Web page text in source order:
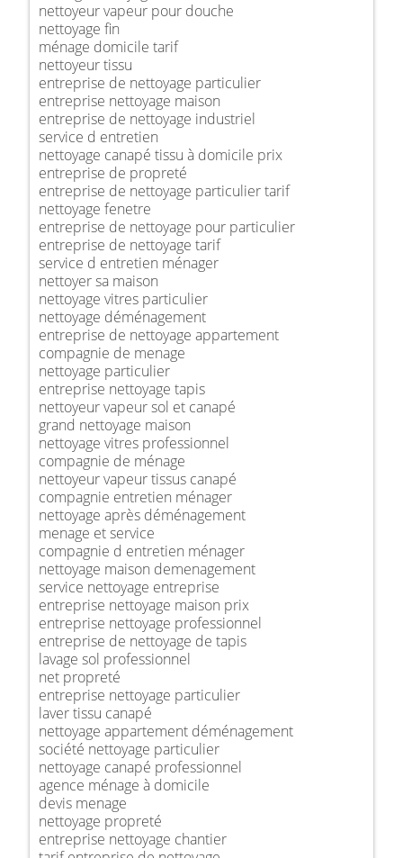
nettoyeur vapeur pour douche
nettoyage fin
ménage domicile tarif
nettoyeur tissu
entreprise de nettoyage particulier
entreprise nettoyage maison
entreprise de nettoyage industriel
service d entretien
nettoyage canapé tissu à domicile prix
entreprise de propreté
entreprise de nettoyage particulier tarif
nettoyage fenetre
entreprise de nettoyage pour particulier
entreprise de nettoyage tarif
service d entretien ménager
nettoyer sa maison
nettoyage vitres particulier
nettoyage déménagement
entreprise de nettoyage appartement
compagnie de menage
nettoyage particulier
entreprise nettoyage tapis
nettoyeur vapeur sol et canapé
grand nettoyage maison
nettoyage vitres professionnel
compagnie de ménage
nettoyeur vapeur tissus canapé
compagnie entretien ménager
nettoyage après déménagement
menage et service
compagnie d entretien ménager
nettoyage maison demenagement
service nettoyage entreprise
entreprise nettoyage maison prix
entreprise nettoyage professionnel
entreprise de nettoyage de tapis
lavage sol professionnel
net propreté
entreprise nettoyage particulier
laver tissu canapé
nettoyage appartement déménagement
société nettoyage particulier
nettoyage canapé professionnel
agence ménage à domicile
devis menage
nettoyage propreté
entreprise nettoyage chantier